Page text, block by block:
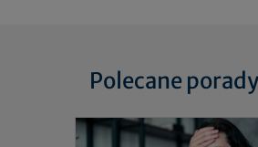
Polecane porady